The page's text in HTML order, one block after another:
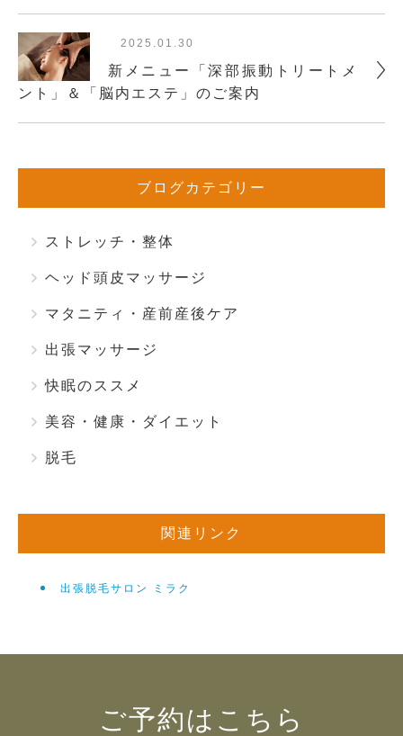
2025.01.30
新メニュー「深部振動トリートメ
ント」＆「脳内エステ」のご案内
ブログカテゴリー
ストレッチ・整体
ヘッド頭皮マッサージ
マタニティ・産前産後ケア
出張マッサージ
快眠のススメ
美容・健康・ダイエット
脱毛
関連リンク
出張脱毛サロン ミラク
ご予約はこちら